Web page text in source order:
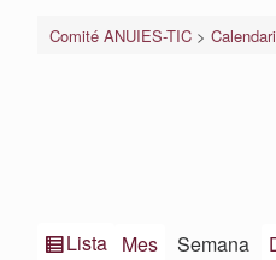
Comité ANUIES-TIC>
Ver
Lista Mes Semana